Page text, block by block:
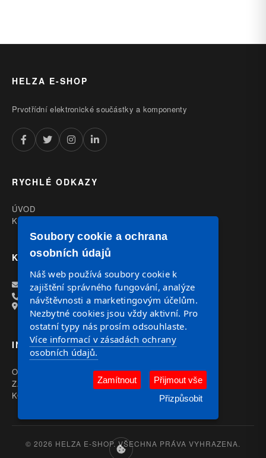
HELZA E-SHOP
Prvotřídní elektronické součástky a komponenty
RYCHLÉ ODKAZY
ÚVOD
KATALOG
KONTAKT
OBJEDNAVKY@HELZA.CZ
+420 602 117 221
Havlíčkova 27 586 01 Jihlava
INFORMACE
OBCHODNÍ PODMÍNKY
ZÁSADY OCHRANY OSOBNÍCH ÚDAJŮ (GDPR)
KONTAKT
© 2026 HELZA E-SHOP. VŠECHNA PRÁVA VYHRAZENA.
Soubory cookie a ochrana
osobních údajů
Náš web používá soubory cookie k
zajištění správného fungování, analýze
návštěvnosti a marketingovým účelům.
Nezbytné cookies jsou vždy aktivní. Pro
ostatní typy nás prosím odsouhlaste.
Více informací v zásadách ochrany
osobních údajů.
Zamítnout
Přijmout vše
Přizpůsobit